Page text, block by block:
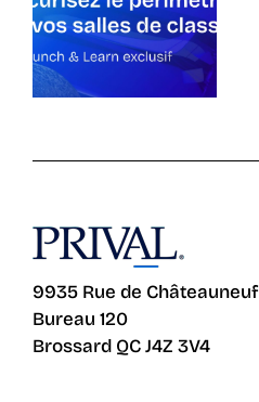
Lunch and
Learn
9935 Rue de Châteauneuf
Bureau 120
Brossard QC J4Z 3V4